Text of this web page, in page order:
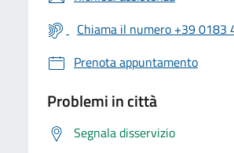
Chiama il numero +39 0183
Prenota appuntamento
Problemi in città
Segnala disservizio